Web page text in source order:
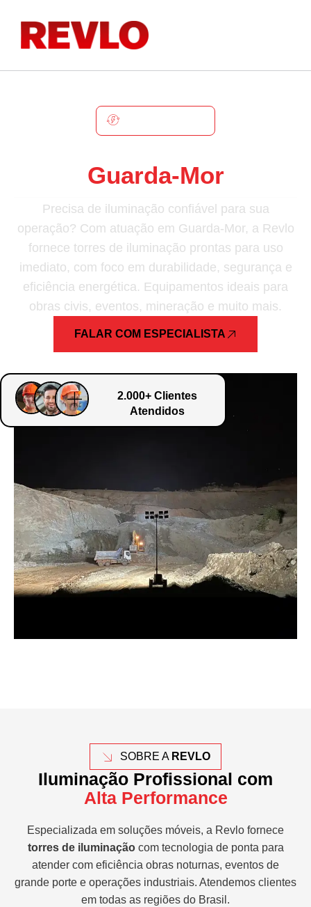
Guarda-Mor
Precisa de iluminação confiável para sua
operação? Com atuação em Guarda-Mor, a Revlo
fornece torres de iluminação prontas para uso
imediato, com foco em durabilidade, segurança e
eficiência energética. Equipamentos ideais para
obras civis, eventos, mineração e muito mais.
FALAR COM ESPECIALISTA
2.000+ Clientes
Atendidos
SOBRE A REVLO
Iluminação Profissional com
Alta Performance
Especializada em soluções móveis, a Revlo fornece
torres de iluminaçãocom tecnologia de ponta para
atender com eficiência obras noturnas, eventos de
grande porte e operações industriais. Atendemos clientes
em todas as regiões do Brasil.